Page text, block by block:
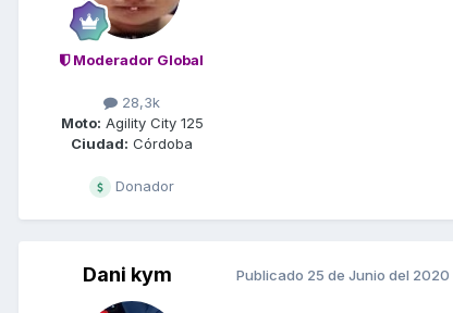
Moderador Global
28,3k
Moto: Agility City 125
Ciudad: Córdoba
Donador
Dani kym Publicado 25 de Junio del 2020